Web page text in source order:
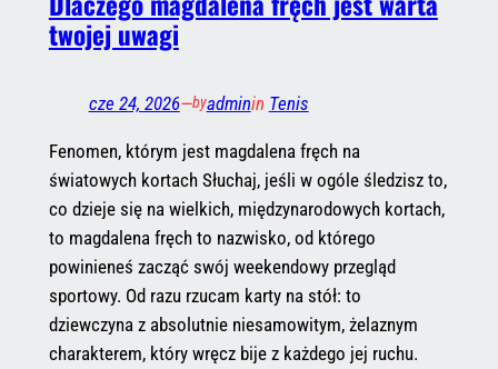
twojej uwagi
cze 24, 2026—byadminin Tenis
Fenomen, którym jest magdalena fręch na
światowych kortach Słuchaj, jeśli w ogóle śledzisz to,
co dzieje się na wielkich, międzynarodowych kortach,
to magdalena fręch to nazwisko, od którego
powinieneś zacząć swój weekendowy przegląd
sportowy. Od razu rzucam karty na stół: to
dziewczyna z absolutnie niesamowitym, żelaznym
charakterem, który wręcz bije z każdego jej ruchu.